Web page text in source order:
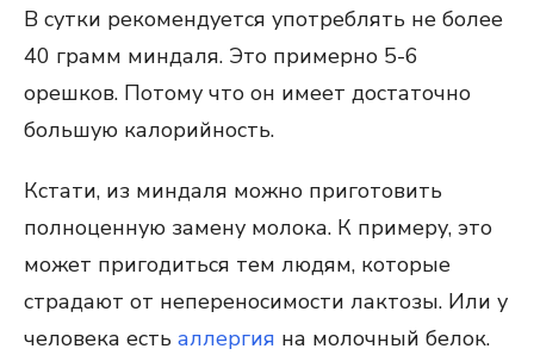
В сутки рекомендуется употреблять не более
40 грамм миндаля. Это примерно 5-6
орешков. Потому что он имеет достаточно
большую калорийность.
Кстати, из миндаля можно приготовить
полноценную замену молока. К примеру, это
может пригодиться тем людям, которые
страдают от непереносимости лактозы. Или у
человека есть аллергия на молочный белок.